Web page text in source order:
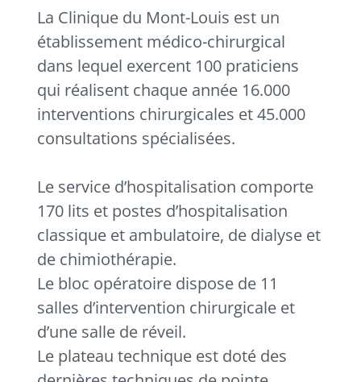
La Clinique du Mont-Louis est un
établissement médico-chirurgical
dans lequel exercent 100 praticiens
qui réalisent chaque année 16.000
interventions chirurgicales et 45.000
consultations spécialisées.
Le service d’hospitalisation comporte
170 lits et postes d’hospitalisation
classique et ambulatoire, de dialyse et
de chimiothérapie.
Le bloc opératoire dispose de 11
salles d’intervention chirurgicale et
d’une salle de réveil.
Le plateau technique est doté des